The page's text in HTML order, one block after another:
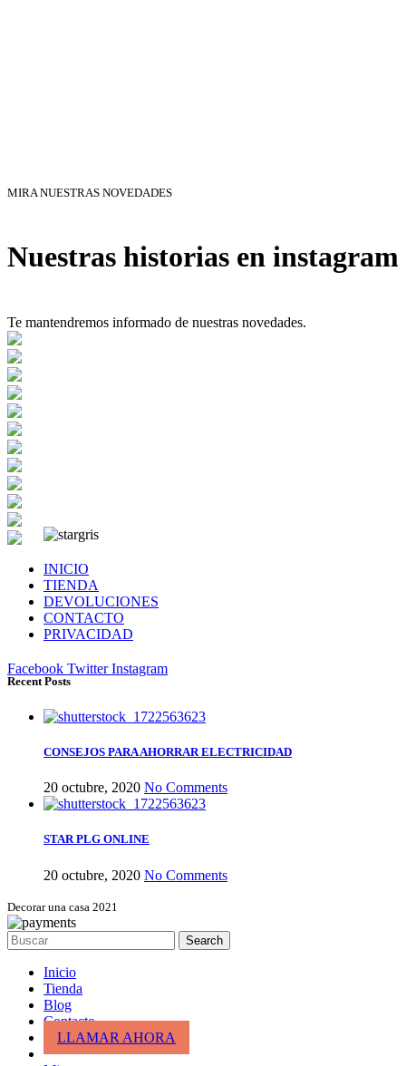
MIRA NUESTRAS NOVEDADES
Nuestras historias en instagram
Te mantendremos informado de nuestras novedades.
INICIO
TIENDA
DEVOLUCIONES
CONTACTO
PRIVACIDAD
Facebook Twitter Instagram
Recent Posts
CONSEJOS PARA AHORRAR ELECTRICIDAD
20 octubre, 2020 No Comments
STAR PLG ONLINE
20 octubre, 2020 No Comments
Decorar una casa 2021
Search
Inicio
Tienda
Blog
Contacto
LLAMAR AHORA